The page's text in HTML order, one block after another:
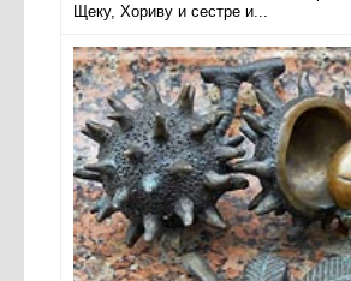
Щеку, Хориву и сестре и...